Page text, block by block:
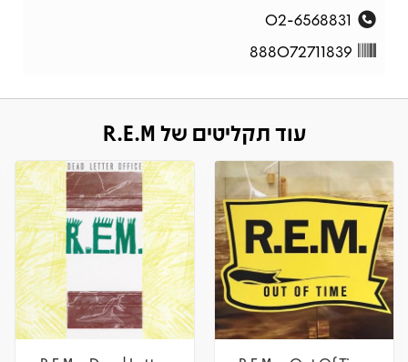
02-6568831
888072711839
עוד תקליטים של R.E.M